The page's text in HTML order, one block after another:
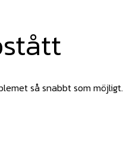
så snabbt som möjligt.